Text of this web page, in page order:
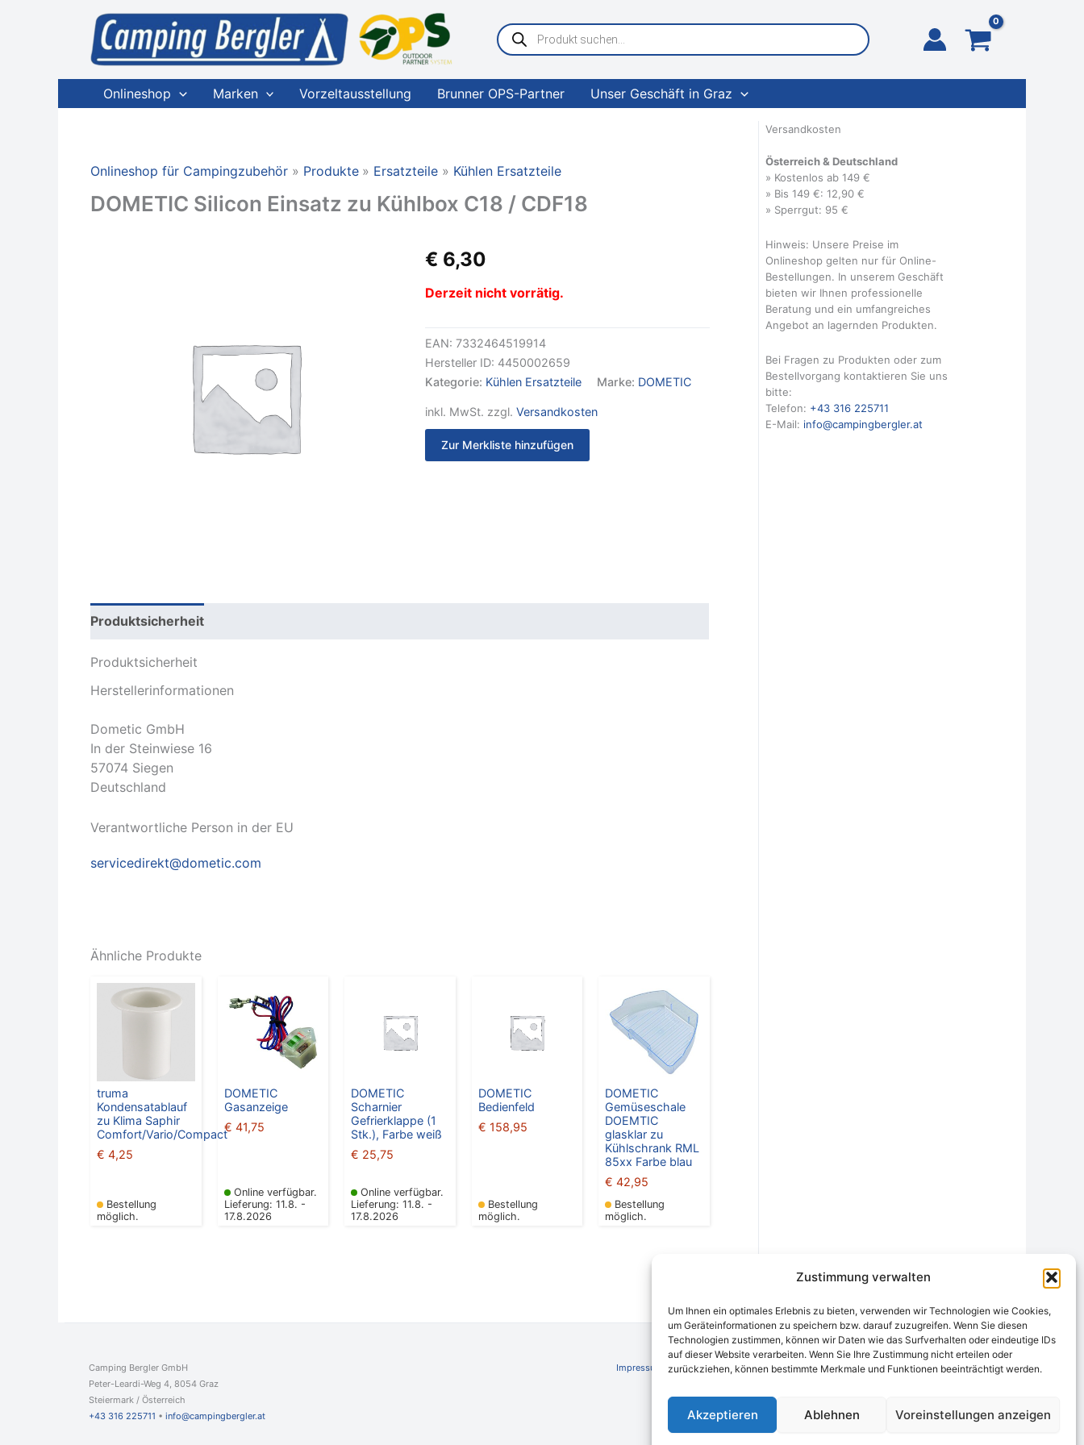
Zustimmung verwalten
Um Ihnen ein optimales Erlebnis zu bieten, verwenden wir Technologien wie Cookies,
um Geräteinformationen zu speichern bzw. darauf zuzugreifen. Wenn Sie diesen
Technologien zustimmen, können wir Daten wie das Surfverhalten oder eindeutige IDs
auf dieser Website verarbeiten. Wenn Sie Ihre Zustimmung nicht erteilen oder
zurückziehen, können bestimmte Merkmale und Funktionen beeinträchtigt werden.
Akzeptieren Ablehnen Voreinstellungen anzeigen
Products
search
Onlineshop Marken Vorzeltausstellung Brunner OPS-Partner Unser Geschäft in Graz
Onlineshop für Campingzubehör Produkte Ersatzteile Kühlen Ersatzteile
DOMETIC Silicon Einsatz zu Kühlbox C18 / CDF18
€ 6,30
Derzeit nicht vorrätig.
EAN: 7332464519914
Hersteller ID: 4450002659
Kategorie: Kühlen Ersatzteile Marke: DOMETIC
inkl. MwSt. zzgl. Versandkosten
Zur Merkliste hinzufügen
Produktsicherheit
Produktsicherheit
Herstellerinformationen
Dometic GmbH
In der Steinwiese 16
57074 Siegen
Deutschland
Verantwortliche Person in der EU
servicedirekt@dometic.com
Ähnliche Produkte
truma
Kondensatablauf
zu Klima Saphir
Comfort/Vario/Compact
€ 4,25
Bestellung
möglich.
DOMETIC
Gasanzeige
€ 41,75
Online verfügbar.
Lieferung: 11.8. -
17.8.2026
DOMETIC
Scharnier
Gefrierklappe (1
Stk.), Farbe weiß
€ 25,75
Online verfügbar.
Lieferung: 11.8. -
17.8.2026
DOMETIC
Bedienfeld
€ 158,95
Bestellung
möglich.
DOMETIC
Gemüseschale
DOEMTIC
glasklar zu
Kühlschrank RML
85xx Farbe blau
€ 42,95
Bestellung
möglich.
Versandkosten
Österreich & Deutschland
» Kostenlos ab 149 €
» Bis 149 €: 12,90 €
» Sperrgut: 95 €
Hinweis: Unsere Preise im
Onlineshop gelten nur für Online-
Bestellungen. In unserem Geschäft
bieten wir Ihnen professionelle
Beratung und ein umfangreiches
Angebot an lagernden Produkten.
Bei Fragen zu Produkten oder zum
Bestellvorgang kontaktieren Sie uns
bitte:
Telefon: +43 316 225711
E-Mail: info@campingbergler.at
Camping Bergler GmbH
Peter-Leardi-Weg 4, 8054 Graz
Steiermark / Österreich​
+43 316 225711 ​ • info@campingbergler.at​
Impressum AGB Schlichtungsstelle Widerrufsrecht und Formular
Datenschutzerklärung